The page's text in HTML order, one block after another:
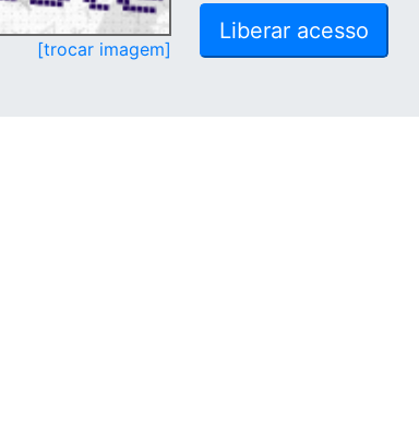
[trocar imagem]